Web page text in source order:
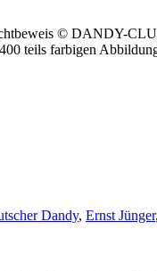
© DANDY-
teils farbigen
Dandy, Ernst Jünger,